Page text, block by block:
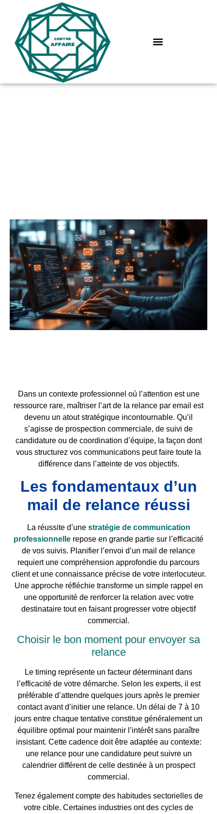
Dans un contexte professionnel où l’attention est une
ressource rare, maîtriser l’art de la relance par email est
devenu un atout stratégique incontournable. Qu’il
s’agisse de prospection commerciale, de suivi de
candidature ou de coordination d’équipe, la façon dont
vous structurez vos communications peut faire toute la
différence dans l’atteinte de vos objectifs.
Les fondamentaux d’un
mail de relance réussi
La réussite d’une stratégie de communication
professionnelle repose en grande partie sur l’efficacité
de vos suivis. Planifier l’envoi d’un mail de relance
requiert une compréhension approfondie du parcours
client et une connaissance précise de votre interlocuteur.
Une approche réfléchie transforme un simple rappel en
une opportunité de renforcer la relation avec votre
destinataire tout en faisant progresser votre objectif
commercial.
Choisir le bon moment pour envoyer sa
relance
Le timing représente un facteur déterminant dans
l’efficacité de votre démarche. Selon les experts, il est
préférable d’attendre quelques jours après le premier
contact avant d’initier une relance. Un délai de 7 à 10
jours entre chaque tentative constitue généralement un
équilibre optimal pour maintenir l’intérêt sans paraître
insistant. Cette cadence doit être adaptée au contexte:
une relance pour une candidature peut suivre un
calendrier différent de celle destinée à un prospect
commercial.
Tenez également compte des habitudes sectorielles de
votre cible. Certaines industries ont des cycles de